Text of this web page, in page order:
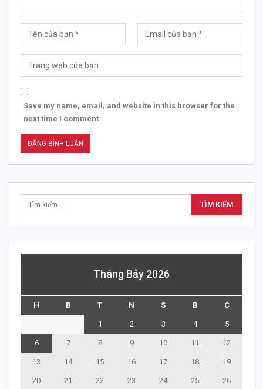
Save my name, email, and website in this browser for the
next time I comment.
Tháng Bảy 2026
H B T N S B C
1 2 3 4 5
6 7 8 9 10 11 12
13 14 15 16 17 18 19
20 21 22 23 24 25 26